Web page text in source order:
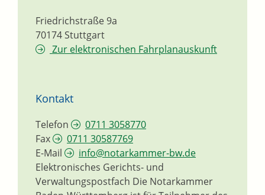
Friedrichstraße 9a
70174Stuttgart
Zur elektronischen Fahrplanauskunft
Kontakt
Telefon
0711 3058770
Fax
0711 30587769
E-Mail
info@notarkammer-bw.de
Elektronisches Gerichts- und
Verwaltungspostfach Die Notarkammer